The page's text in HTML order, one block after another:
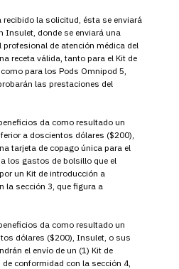
la solicitud, ésta se enviará
Insulet, donde se enviará una
de atención médica del
receta válida, tanto para el Kit de
para los Pods Omnipod 5,
las prestaciones del
da como resultado un
a doscientos dólares ($200),
tarjeta de copago única para el
los gastos de bolsillo que el
un Kit de introducción a
la sección 3, que figura a
da como resultado un
dólares ($200), Insulet, o sus
el envío de un (1) Kit de
conformidad con la sección 4,